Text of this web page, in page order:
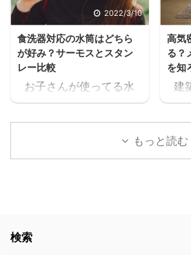
話？ 本当に無料で大丈夫
か、何回も確認したけ
ど、間違いなく無料だっ
たスキマ 11時間以上の無
料セミナーが見れた上
に、どんどん、追加でセ
ミナーが見れるんだけど
スキマ このセミナー、学
生の頃に見たかったなぁ
これ見てたら、恐らく人
なかったと思う。 もっと
る
後
が
マ
に出
円
位
か
しれ
神
2022/3/10
食洗器対応の水筒はどちら
が好み？サーモスとスタン
レー比較
お子さんが使ってる水
筒や、ご家族が使ってる
水筒。 ヨハク食洗器で
洗うにつれて外側が剥が
ヨハク我が家の水筒も、
高気
る？
を知
建
は
と
ハク
もっと読む
検索